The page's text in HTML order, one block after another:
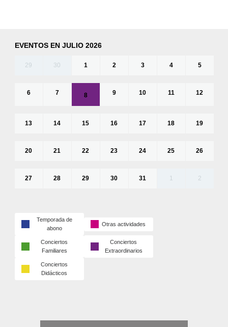
EVENTOS EN JULIO 2026
29 30 1 2 3 4 5
6 7 8 9 10 11 12
13 14 15 16 17 18 19
20 21 22 23 24 25 26
27 28 29 30 31 1 2
Temporada de
abono
Otras actividades
Conciertos
Familiares
Conciertos
Extraordinarios
Conciertos
Didácticos